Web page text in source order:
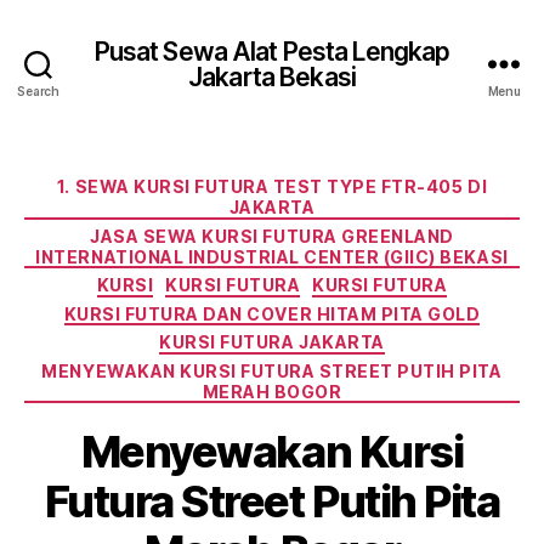
Search
Pusat Sewa Alat Pesta Lengkap
Jakarta Bekasi
Menu
Categories
1. SEWA KURSI FUTURA TEST TYPE FTR-405 DI
JAKARTA
JASA SEWA KURSI FUTURA GREENLAND
INTERNATIONAL INDUSTRIAL CENTER (GIIC) BEKASI
KURSI
KURSI FUTURA
KURSI FUTURA
KURSI FUTURA DAN COVER HITAM PITA GOLD
KURSI FUTURA JAKARTA
MENYEWAKAN KURSI FUTURA STREET PUTIH PITA
MERAH BOGOR
Menyewakan Kursi
Futura Street Putih Pita